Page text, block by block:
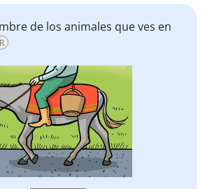
de los animales que ves en